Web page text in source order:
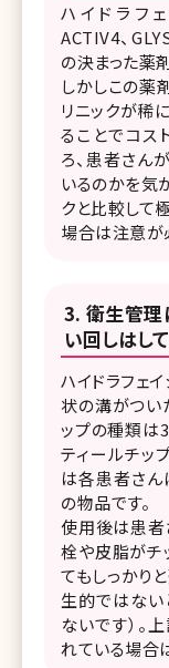
ハイドラフ
ACTIV4、
の決まった薬
しかしこの薬
リニックが稀
ることでコス
ろ、患者さん
いるのかを気
クと比較して
場合は注意が
衛生管理
い回しはし
ハイドラフェ
状の溝がつい
ップの種類は
ティールチッ
は各患者さん
の物品です。
使用後は患者
栓や皮脂がチ
てもしっかり
生的ではない
ないです）。
れている場合